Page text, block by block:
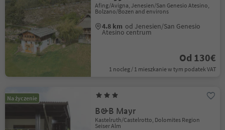
Afing/Avigna, Jenesien/San Genesio Atesino,
Bolzano/Bozen and environs
4.8 km od Jenesien/San Genesio
Atesino centrum
Od 130€
1 nocleg / 1 mieszkanie w tym podatek VAT
Na życzenie
B&B Mayr
Kastelruth/Castelrotto, Dolomites Region
Seiser Alm